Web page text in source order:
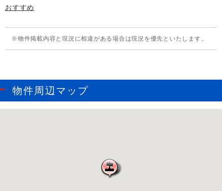
おすすめ
物件掲載内容と現況に相違がある場合は現況を優先といたします。
物件周辺マップ